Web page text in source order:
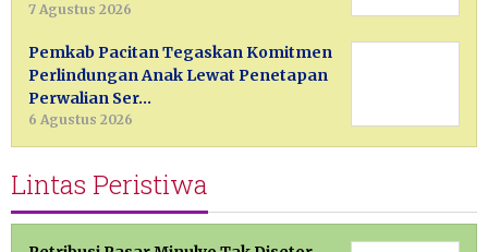
7 Agustus 2026
Pemkab Pacitan Tegaskan Komitmen
Perlindungan Anak Lewat Penetapan
Perwalian Ser…
6 Agustus 2026
Lintas Peristiwa